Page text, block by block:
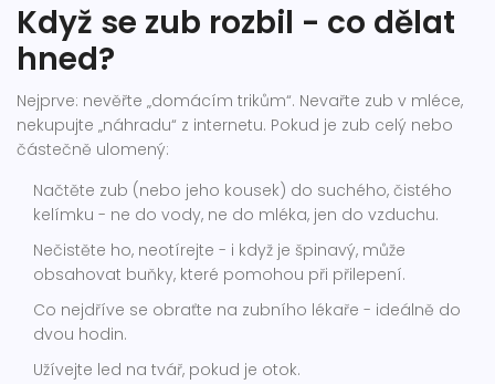
Když se zub rozbil - co dělat
hned?
Nejprve: nevěřte „domácím trikům“. Nevařte zub v mléce,
nekupujte „náhradu“ z internetu. Pokud je zub celý nebo
částečně ulomený:
Načtěte zub (nebo jeho kousek) do suchého, čistého
kelímku - ne do vody, ne do mléka, jen do vzduchu.
Nečistěte ho, neotírejte - i když je špinavý, může
obsahovat buňky, které pomohou při přilepení.
Co nejdříve se obraťte na zubního lékaře - ideálně do
dvou hodin.
Užívejte led na tvář, pokud je otok.